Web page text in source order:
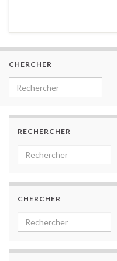
CHERCHER
Search for:
RECHERCHER
Search for:
CHERCHER
Search for: